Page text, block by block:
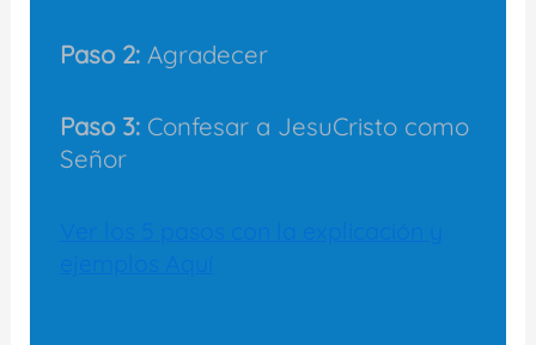
Paso 2:Agradecer
Paso 3: Confesar a JesuCristo como
Señor